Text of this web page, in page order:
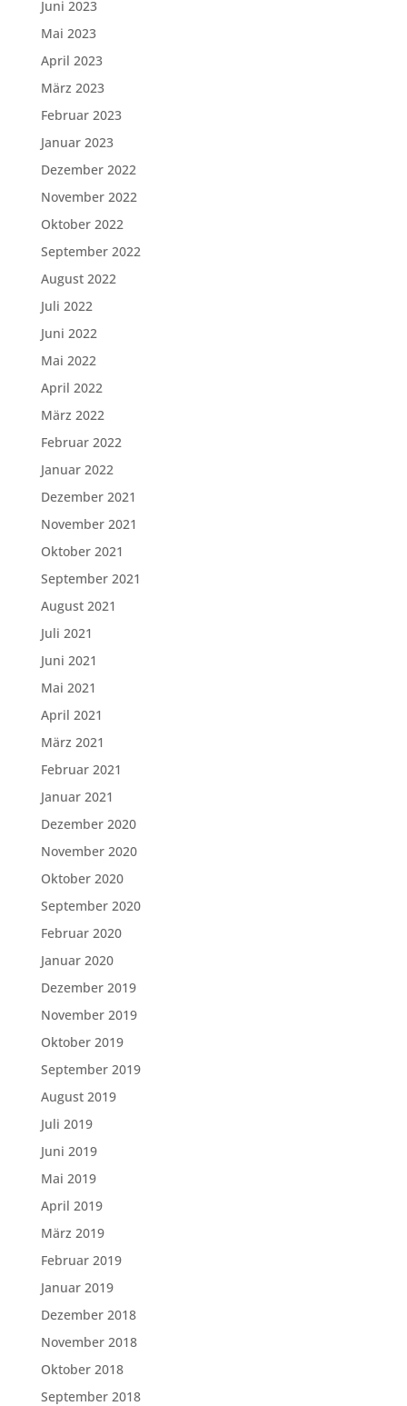
Juni 2023
Mai 2023
April 2023
März 2023
Februar 2023
Januar 2023
Dezember 2022
November 2022
Oktober 2022
September 2022
August 2022
Juli 2022
Juni 2022
Mai 2022
April 2022
März 2022
Februar 2022
Januar 2022
Dezember 2021
November 2021
Oktober 2021
September 2021
August 2021
Juli 2021
Juni 2021
Mai 2021
April 2021
März 2021
Februar 2021
Januar 2021
Dezember 2020
November 2020
Oktober 2020
September 2020
Februar 2020
Januar 2020
Dezember 2019
November 2019
Oktober 2019
September 2019
August 2019
Juli 2019
Juni 2019
Mai 2019
April 2019
März 2019
Februar 2019
Januar 2019
Dezember 2018
November 2018
Oktober 2018
September 2018